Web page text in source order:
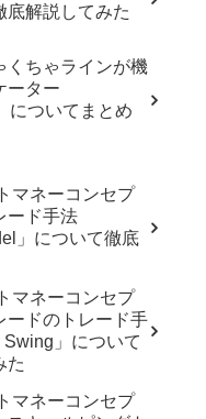
底解説してみた
くちゃラインが機
ーター
についてまとめ
マネーコンセプ
ード手法
」について徹底
マネーコンセプ
ードのトレード手
」について
た
マネーコンセプ